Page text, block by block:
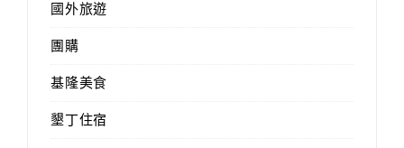
國外旅遊
團購
基隆美食
墾丁住宿